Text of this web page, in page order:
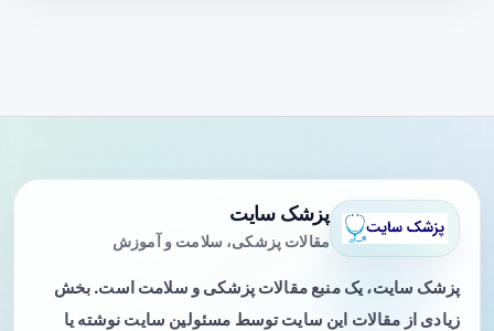
پزشک سایت
مقالات پزشکی، سلامت و آموزش
پزشک سایت، یک منبع مقالات پزشکی و سلامت است. بخش
زیادی از مقالات این سایت توسط مسئولین سایت نوشته یا